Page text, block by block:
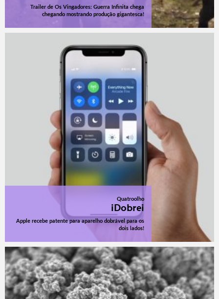
Trailer de Os Vingadores: Guerra Infinita chega
chegando mostrando produção gigantesca!
Quatroolho
iDobrei
Apple recebe patente para aparelho dobrável para os
dois lados!